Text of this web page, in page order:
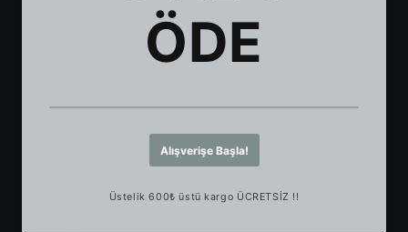
baskı arasında %5'lik bir renk tonu farkı olabilir.
- *Alkol Uyarısı:* Alkol ve benzeri sıvılardan
tutunma kuvvetini düşürebilir. 🚫🍷
*Neden Bizim Telefon Kılıfımızı
Seçmelisiniz?*
- *Benzersiz Tarz:* Kişiliğinizi benzersiz